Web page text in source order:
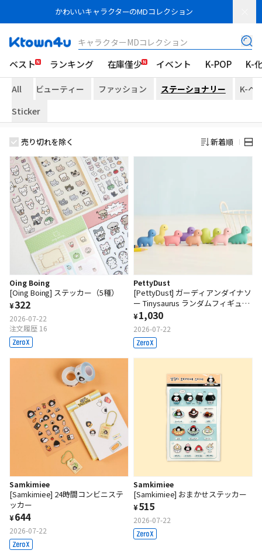
かわいいキャラクターのMDコレクション
キャラクターMDコレクション
ベスト ランキング 在庫僅少 イベント K-POP K-
All ビューティー ファッション ステーショナリー
K-ヘ
Sticker
売り切れを除く 新着順
Oing Boing
[Oing Boing] ステッカー（5種）
¥322
2026-07-22
注文履歴 16
PettyDust
[PettyDust] ガーディアンダイナソ
ー Tinysaurus ランダムフィギュア
（2種）
¥1,030
2026-07-22
Samkimiee
[Samkimiee] 24時間コンビニステ
ッカー
¥644
2026-07-22
Samkimiee
[Samkimiee] おまかせステッカー
¥515
2026-07-22